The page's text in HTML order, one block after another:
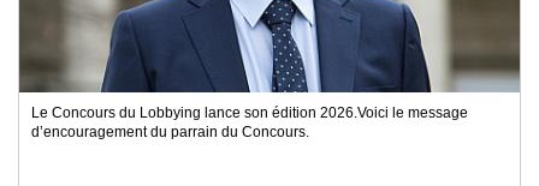
Le Concours du Lobbying lance son édition 2026.Voici le message
d’encouragement du parrain du Concours.